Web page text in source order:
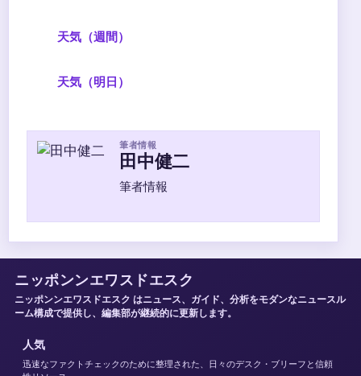
天気（週間）
天気（明日）
筆者情報
田中健二
筆者情報
ニッポンンエワスドエスク
ニッポンンエワスドエスク はニュース、ガイド、分析をモダンなニュースル
ーム構成で提供し、編集部が継続的に更新します。
人気
迅速なファクトチェックのために整理された、日々のデスク・ブリーフと信頼